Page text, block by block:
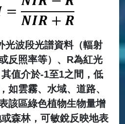
光波段光譜資料（輻射
反照率等）、R為紅光
值介於-1至1之間，低
如雲霧、水域、道路、
該區綠色植物生物量增
森林，可敏銳反映地表